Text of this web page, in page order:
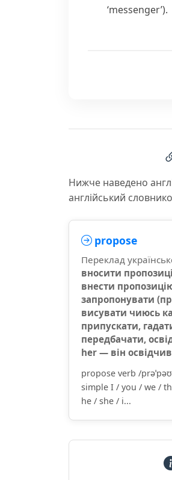
‘messenger’).
Нижче наведено
англійський
propose
Переклад
вносити
внести
запропонувати
висувати чиюсь
припускати,
передбачати,
her — він
propose verb /
simple I / you / we /
he / she / i...